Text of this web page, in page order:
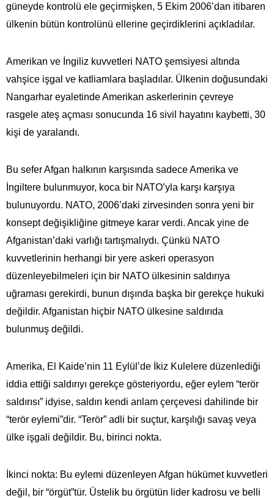
güneyde kontrolü ele geçirmişken, 5 Ekim 2006’dan itibaren
ülkenin bütün kontrolünü ellerine geçirdiklerini açıkladılar.
Amerikan ve İngiliz kuvvetleri NATO şemsiyesi altında
vahşice işgal ve katliamlara başladılar. Ülkenin doğusundaki
Nangarhar eyaletinde Amerikan askerlerinin çevreye
rasgele ateş açması sonucunda 16 sivil hayatını kaybetti, 30
kişi de yaralandı.
Bu sefer Afgan halkının karşısında sadece Amerika ve
İngiltere bulunmuyor, koca bir NATO’yla karşı karşıya
bulunuyordu. NATO, 2006’daki zirvesinden sonra yeni bir
konsept değişikliğine gitmeye karar verdi. Ancak yine de
Afganistan’daki varlığı tartışmalıydı. Çünkü NATO
kuvvetlerinin herhangi bir yere askeri operasyon
düzenleyebilmeleri için bir NATO ülkesinin saldırıya
uğraması gerekirdi, bunun dışında başka bir gerekçe hukuki
değildir. Afganistan hiçbir NATO ülkesine saldırıda
bulunmuş değildi.
Amerika, El Kaide’nin 11 Eylül’de İkiz Kulelere düzenlediği
iddia ettiği saldırıyı gerekçe gösteriyordu, eğer eylem “terör
saldırısı” idyise, saldırı kendi anlam çerçevesi dahilinde bir
“terör eylemi”dir. “Terör” adli bir suçtur, karşılığı savaş veya
ülke işgali değildir. Bu, birinci nokta.
İkinci nokta: Bu eylemi düzenleyen Afgan hükümet kuvvetleri
değil, bir “örgüt”tür. Üstelik bu örgütün lider kadrosu ve belli